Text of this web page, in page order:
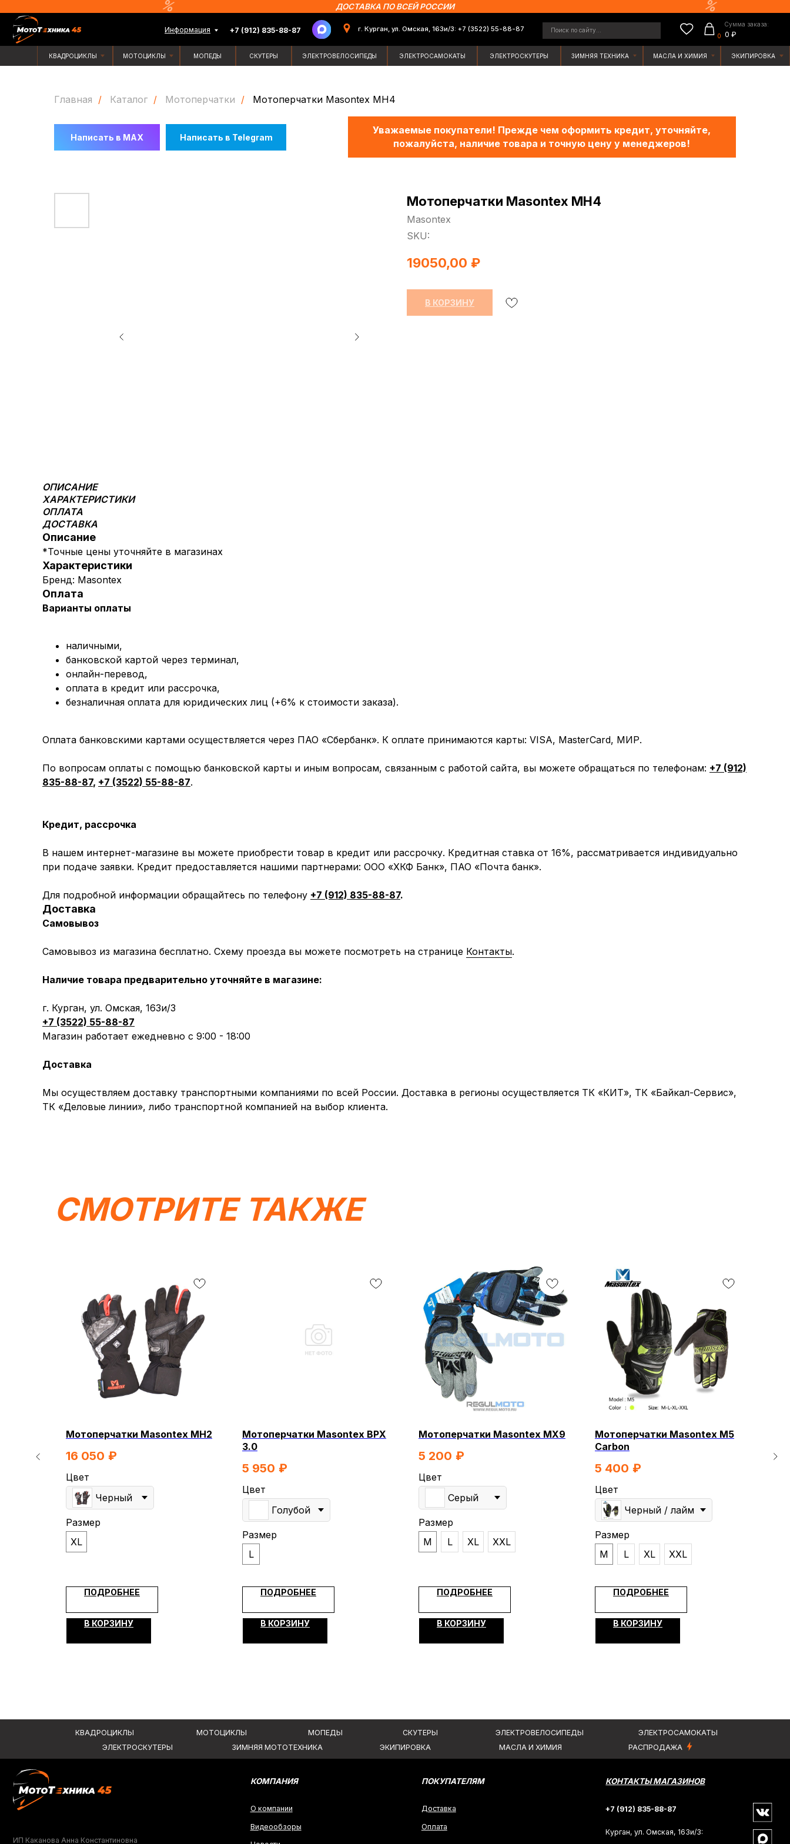
Информация Поиск по сайту...
+7 (912) 835-88-87
Сумма заказа:
г. Курган, ул. Омская, 163и/3: +7 (3522) 55-88-87
ДОСТАВКА ПО ВСЕЙ РОССИИ
Главная / Каталог / Мотоперчатки / Мотоперчатки Masontex MH4
Написать в MAX Написать в Telegram
Уважаемые покупатели! Прежде чем оформить кредит, уточняйте,
пожалуйста, наличие товара и точную цену у менеджеров!
Мотоперчатки Masontex MH4
Masontex
SKU:
19050,00 ₽
В КОРЗИНУ
ОПИСАНИЕ
ХАРАКТЕРИСТИКИ
ОПЛАТА
ДОСТАВКА
Описание
*Точные цены уточняйте в магазинах
Характеристики
Бренд: Masontex
Оплата
Варианты оплаты
наличными,
банковской картой через терминал,
онлайн-перевод,
оплата в кредит или рассрочка,
безналичная оплата для юридических лиц (+6% к стоимости заказа).
Оплата банковскими картами осуществляется через ПАО «Сбербанк». К оплате принимаются карты: VISA, MasterCard, МИР.
По вопросам оплаты с помощью банковской карты и иным вопросам, связанным с работой сайта, вы можете обращаться по телефонам: +7 (912)
835-88-87, +7 (3522) 55-88-87.
Кредит, рассрочка
В нашем интернет-магазине вы можете приобрести товар в кредит или рассрочку. Кредитная ставка от 16%, рассматривается индивидуально
при подаче заявки. Кредит предоставляется нашими партнерами: ООО «ХКФ Банк», ПАО «Почта банк».
Для подробной информации обращайтесь по телефону +7 (912) 835-88-87.
Доставка
Самовывоз
Самовывоз из магазина бесплатно. Схему проезда вы можете посмотреть на странице Контакты.
Наличие товара предварительно уточняйте в магазине:
г. Курган, ул. Омская, 163и/3
+7 (3522) 55-88-87
Магазин работает ежедневно с 9:00 - 18:00
Доставка
Мы осуществляем доставку транспортными компаниями по всей России. Доставка в регионы осуществляется ТК «КИТ», ТК «Байкал-Сервис»,
ТК «Деловые линии», либо транспортной компанией на выбор клиента.
СМОТРИТЕ ТАКЖЕ
Мотоперчатки Masontex MH2
16 050 ₽
Цвет
Черный
Размер
XL
ПОДРОБНЕЕ
В КОРЗИНУ
Мотоперчатки Masontex ВРХ
3.0
5 950 ₽
Цвет
Голубой
Размер
L
ПОДРОБНЕЕ
В КОРЗИНУ
Мотоперчатки Masontex MX9
5 200 ₽
Цвет
Серый
Размер
M
L XL XXL
ПОДРОБНЕЕ
В КОРЗИНУ
Мотоперчатки Masontex M5
Carbon
5 400 ₽
Цвет
Черный / лайм
Размер
M
L XL XXL
ПОДРОБНЕЕ
В КОРЗИНУ
КВАДРОЦИКЛЫ ЭЛЕКТРОВЕЛОСИПЕДЫ
ЗИМНЯЯ МОТОТЕХНИКА РАСПРОДАЖА
+7 (912) 835-88-87
ИП Каканова Анна Константиновна
Политика конфиденциальности
О компании
КОМПАНИЯ КОНТАКТЫ МАГАЗИНОВ
Вся представленная информация носит информационный характер и ни при каких условиях